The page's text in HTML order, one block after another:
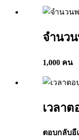
จำนว
1,000 คน
เวลา
ตอบกลับอี